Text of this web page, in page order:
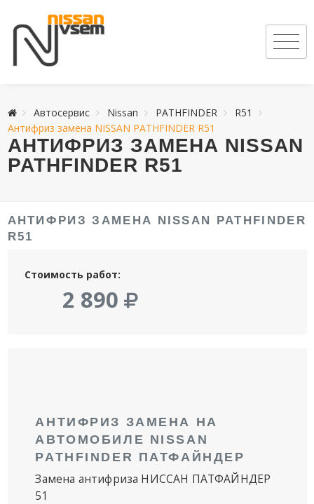
Автосервис Nissan PATHFINDER
R51
Антифриз замена NISSAN PATHFINDER R51
АНТИФРИЗ ЗАМЕНА NISSAN
PATHFINDER R51
АНТИФРИЗ ЗАМЕНА NISSAN PATHFINDER
R51
Стоимость работ:
2 890
АНТИФРИЗ ЗАМЕНА НА
АВТОМОБИЛЕ NISSAN
PATHFINDER ПАТФАЙНДЕР
Замена антифриза НИССАН ПАТФАЙНДЕР
51